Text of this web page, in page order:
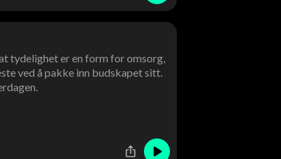
tydelighet er en form for omsorg,
ved å pakke inn budskapet sitt.